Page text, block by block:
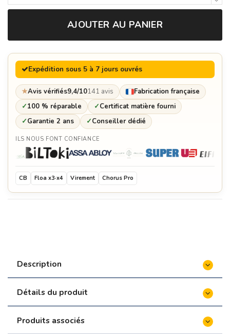
AJOUTER AU PANIER
Expédition sous 5 à 7 jours ouvrés
★Avis vérifiés9,4/10141 avis
Fabrication française
✓100 % réparable ✓Certificat matière fourni
✓Garantie 2 ans ✓Conseiller dédié
ILS NOUS FONT CONFIANCE
CB Floa x3·x4 Virement Chorus Pro
Description
Détails du produit
Produits associés